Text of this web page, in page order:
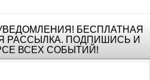
БЕСПЛАТНАЯ
РАССЫЛКА. ПОДПИШИСЬ И
ВСЕХ СОБЫТИЙ!